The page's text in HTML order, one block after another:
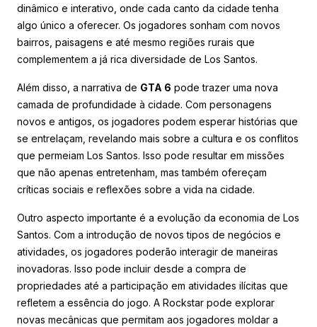
dinâmico e interativo, onde cada canto da cidade tenha
algo único a oferecer. Os jogadores sonham com novos
bairros, paisagens e até mesmo regiões rurais que
complementem a já rica diversidade de Los Santos.
Além disso, a narrativa de GTA 6 pode trazer uma nova
camada de profundidade à cidade. Com personagens
novos e antigos, os jogadores podem esperar histórias que
se entrelaçam, revelando mais sobre a cultura e os conflitos
que permeiam Los Santos. Isso pode resultar em missões
que não apenas entretenham, mas também ofereçam
críticas sociais e reflexões sobre a vida na cidade.
Outro aspecto importante é a evolução da economia de Los
Santos. Com a introdução de novos tipos de negócios e
atividades, os jogadores poderão interagir de maneiras
inovadoras. Isso pode incluir desde a compra de
propriedades até a participação em atividades ilícitas que
refletem a essência do jogo. A Rockstar pode explorar
novas mecânicas que permitam aos jogadores moldar a